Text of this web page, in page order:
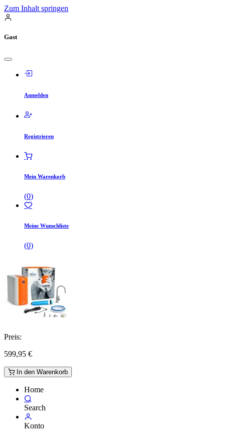
Zum Inhalt springen
Gast
Anmelden
Registrieren
Mein Warenkorb
(0)
Meine Wunschliste
(0)
Preis:
599,95 €
In den Warenkorb
Home
Search
Konto